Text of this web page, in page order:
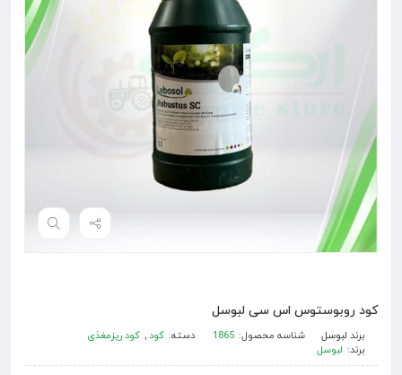
کود روبوستوس اس سی لبوسل
برند لبوسل شناسه محصول: 1865 دسته: کود, کود ریزمغذی
برند: لبوسل